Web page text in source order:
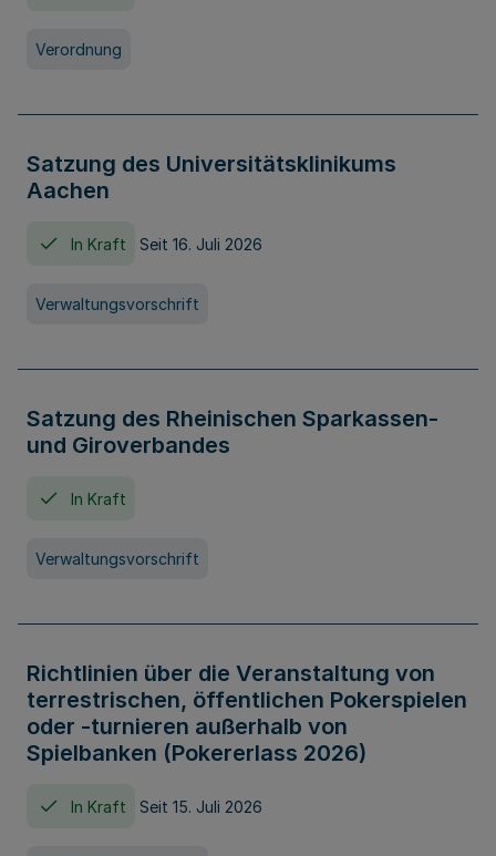
Verordnung
Satzung des Universitätsklinikums
Aachen
In Kraft Seit 16. Juli 2026
Verwaltungsvorschrift
Satzung des Rheinischen Sparkassen-
und Giroverbandes
In Kraft
Verwaltungsvorschrift
Richtlinien über die Veranstaltung von
terrestrischen, öffentlichen Pokerspielen
oder -turnieren außerhalb von
Spielbanken (Pokererlass 2026)
In Kraft Seit 15. Juli 2026